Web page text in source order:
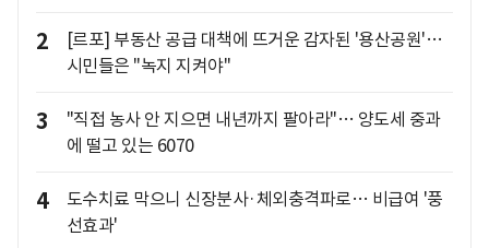
2
[르포] 부동산 공급 대책에 뜨거운 감자된 '용산공원'…
시민들은 "녹지 지켜야"
3
"직접 농사 안 지으면 내년까지 팔아라"… 양도세 중과
에 떨고 있는 6070
4
도수치료 막으니 신장분사·체외충격파로… 비급여 '풍
선효과'